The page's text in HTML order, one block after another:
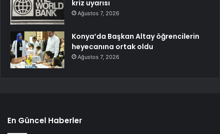
kriz uyarısı
Ağustos 7, 2026
Konya’da Başkan Altay öğrencilerin
heyecanına ortak oldu
Ağustos 7, 2026
En Güncel Haberler